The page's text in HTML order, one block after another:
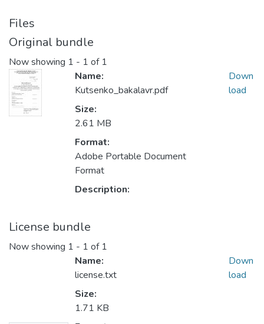
Files
Original bundle
Now showing 1 - 1 of 1
Name:
Kutsenko_bakalavr.pdf
Size:
2.61 MB
Format:
Adobe Portable Document
Format
Description:
Down
load
License bundle
Now showing 1 - 1 of 1
Name:
license.txt
Size:
1.71 KB
Down
load